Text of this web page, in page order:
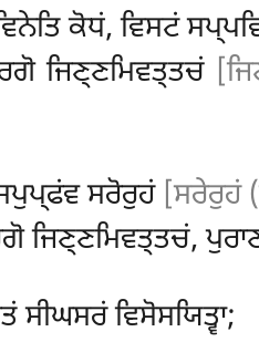
ਕੋਧਂ, ਵਿਸਟਂ
ਜਿਣ੍ਣਮਿਵਤ੍ਤਚਂ
ਸਰੋਰੁਹਂ [ਸਰੇਰੁਹਂ
ਜਿਣ੍ਣਮਿਵਤ੍ਤਚਂ,
ਸੀਘਸਰਂ ਵਿਸੋਸਯਿਤ੍ਵਾ;